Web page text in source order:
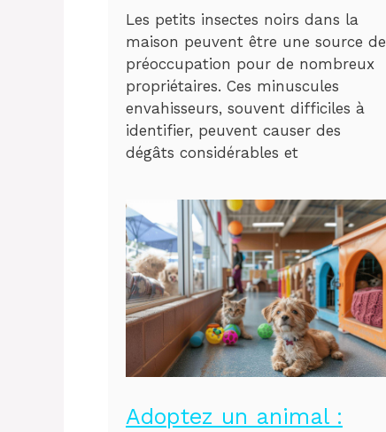
Les petits insectes noirs dans la
maison peuvent être une source de
préoccupation pour de nombreux
propriétaires. Ces minuscules
envahisseurs, souvent difficiles à
identifier, peuvent causer des
dégâts considérables et
Adoptez un animal :